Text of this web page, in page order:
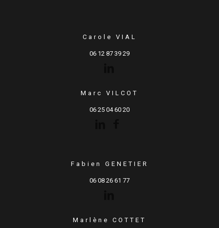
Carole VIAL
06 12 87 39 29
Marc VILCOT
06 25 04 60 20
Fabien GENETIER
06 08 26 61 77
Marlène COTTET